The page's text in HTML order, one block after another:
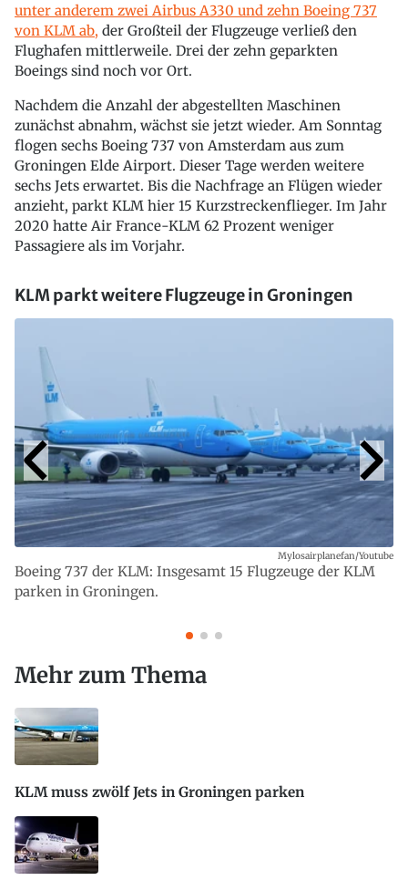
unter anderem zwei Airbus A330 und zehn Boeing 737
von KLM ab, der Großteil der Flugzeuge verließ den
Flughafen mittlerweile. Drei der zehn geparkten
Boeings sind noch vor Ort.
Nachdem die Anzahl der abgestellten Maschinen
zunächst abnahm, wächst sie jetzt wieder. Am Sonntag
flogen sechs Boeing 737 von Amsterdam aus zum
Groningen Elde Airport. Dieser Tage werden weitere
sechs Jets erwartet. Bis die Nachfrage an Flügen wieder
anzieht, parkt KLM hier 15 Kurzstreckenflieger. Im Jahr
2020 hatte Air France-KLM 62 Prozent weniger
Passagiere als im Vorjahr.
KLM parkt weitere Flugzeuge in Groningen
Boeing 737 der KLM: Insgesamt 15 Flugzeuge der KLM
parken in Groningen.
Mylosairplanefan/Youtube
Mehr zum Thema
KLM muss zwölf Jets in Groningen parken